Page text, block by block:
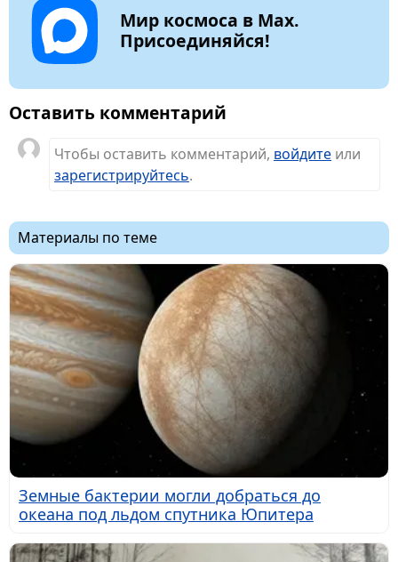
Мир космоса в Max.
Присоединяйся!
Оставить комментарий
Чтобы оставить комментарий, войдите или
зарегистрируйтесь.
Материалы по теме
Земные бактерии могли добраться до
океана под льдом спутника Юпитера